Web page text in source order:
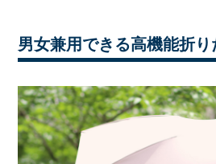
男女兼用できる高機能折